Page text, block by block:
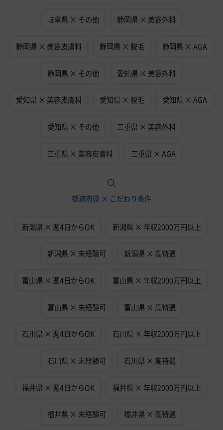
岐阜県 × その他 静岡県 × 美容外科
静岡県 × 美容皮膚科 静岡県 × 脱毛 静岡県 × AGA
静岡県 × その他 愛知県 × 美容外科
愛知県 × 美容皮膚科 愛知県 × 脱毛 愛知県 × AGA
愛知県 × その他 三重県 × 美容外科
三重県 × 美容皮膚科 三重県 × AGA
都道府県 × こだわり条件
新潟県 × 週4日からOK 新潟県 × 年収2000万円以上
新潟県 × 未経験可 新潟県 × 高待遇
富山県 × 週4日からOK 富山県 × 年収2000万円以上
富山県 × 未経験可 富山県 × 高待遇
石川県 × 週4日からOK 石川県 × 年収2000万円以上
石川県 × 未経験可 石川県 × 高待遇
福井県 × 週4日からOK 福井県 × 年収2000万円以上
福井県 × 未経験可 福井県 × 高待遇